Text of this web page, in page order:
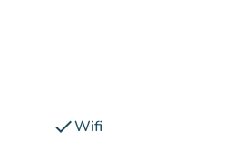
checkWifi